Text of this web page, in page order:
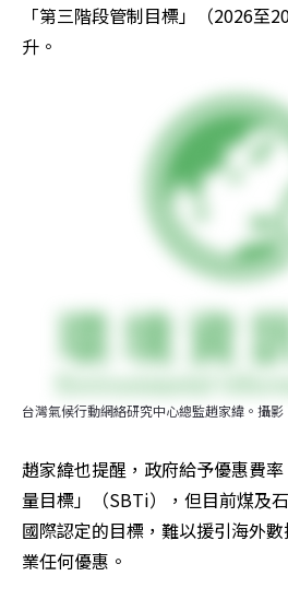
「第三階段管制目標」（2026至
升。
台灣氣候行動網絡研究中心總監趙家緯。攝影
趙家緯也提醒，政府給予優惠費
量目標」（SBTi），但目前煤及
國際認定的目標，難以援引海外
業任何優惠。